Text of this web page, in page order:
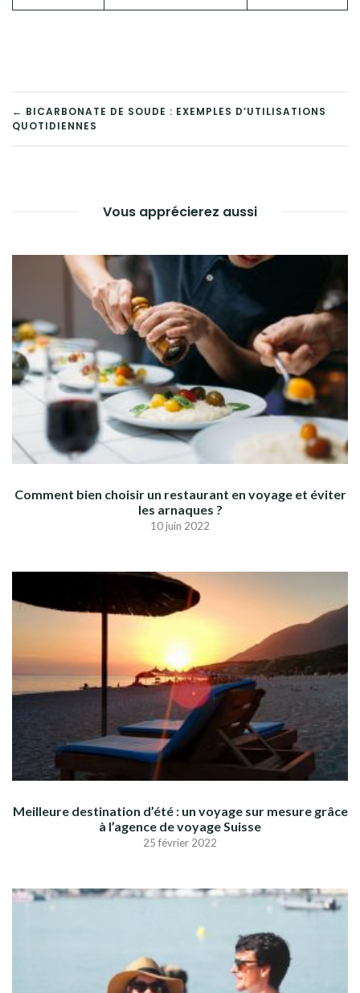
NAVIGATION
DE
← BICARBONATE DE SOUDE : EXEMPLES D’UTILISATIONS
QUOTIDIENNES
Vous apprécierez aussi
Comment bien choisir un restaurant en voyage et éviter
les arnaques ?
10 juin 2022
Meilleure destination d’été : un voyage sur mesure grâce
à l’agence de voyage Suisse
25 février 2022